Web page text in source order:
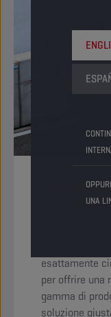
UNA
COMPETENZE
esattamente
per offrire una
gamma di
soluzione